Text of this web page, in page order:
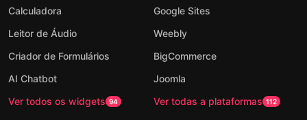
Calculadora
Leitor de Áudio
Criador de Formulários
AI Chatbot
Ver todos os widgets 94
Google Sites
Weebly
BigCommerce
Joomla
Ver todas a plataformas 112